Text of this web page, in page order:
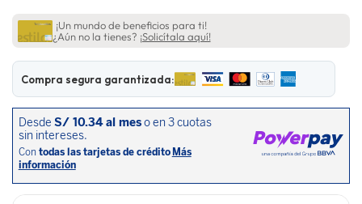
¡Un mundo de beneficios para ti!
¿Aún no la tienes? ¡Solicítala aquí!
Compra segura garantizada: